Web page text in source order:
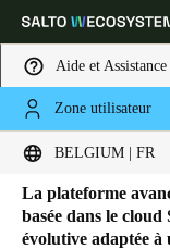
Aide et Assistance
Zone utilisateur
BELGIUM | FR
Sélectionnez vos
Global
HOME SOLUTIONS
Produits
La plateforme
basée dans le
évolutive adaptée à